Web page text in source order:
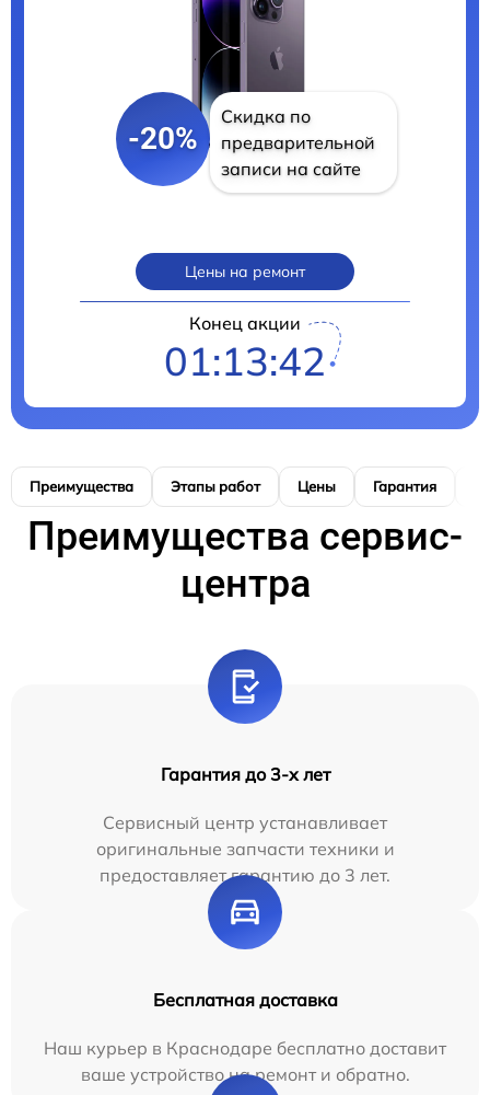
-20%
Скидка по
предварительной
записи на сайте
Цены на ремонт
Конец акции
01:13:41
Преимущества Этапы работ Цены Гарантия
Преимущества сервис-
центра
Гарантия до 3-х лет
Сервисный центр устанавливает
оригинальные запчасти техники и
предоставляет гарантию до 3 лет.
Бесплатная доставка
Наш курьер в Краснодаре бесплатно доставит
ваше устройство на ремонт и обратно.